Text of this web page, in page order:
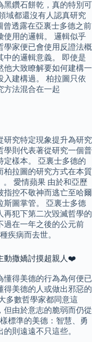
黑鑽石餅乾，真的特別可
域都還沒有人認真研究
曾透露在亞裏士多德之前
使用的邏輯。 邏輯似乎
學家便已會使用反證法概
中的邏輯意義。 即使是
他大致瞭解要如何建構一
入建構過。 柏拉圖只依
方法混合在一起
研究特定現象提升為研究
學則代表著從研究一個普
定樣本。 亞裏士多德的
柏拉圖的研究方式在本質
。 愛情蘋果 由於和亞歷
指控不敬神而逃亡至哈爾
斯圖掌管。 亞裏士多德
再犯下第二次毀滅哲學的
過在一年之後的公元前
疾病而去世。
動撒嬌討摸超親人❤️
懂得美德的行為為何便已
得美德的人或做出邪惡的
多數哲學家都同意這
但由於意志的脆弱而仍從
標準的美德：智慧、勇
則遠遠不只這些。